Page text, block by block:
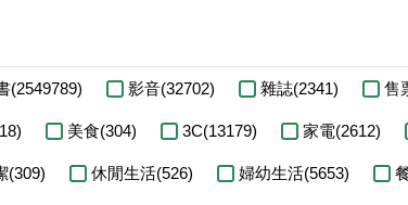
(2549789) 影音(32702) 雜誌(2341) 售
美食(304) 3C(13179) 家電(2612)
(309) 休閒生活(526) 婦幼生活(5653)